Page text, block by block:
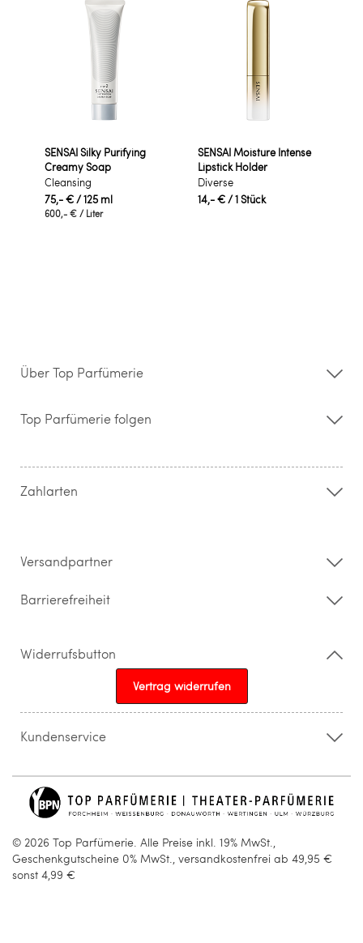
SENSAI Silky Purifying
Creamy Soap
Cleansing
75,- €/ 125 ml
600,- € / Liter
SENSAI Moisture Intense
Lipstick Holder
Diverse
14,- €/ 1 Stück
Über Top Parfümerie
Storefinder
Kontakt
Widerrufsrecht & Rückgabebedingungen
Top Parfümerie folgen
Zahlarten
Versandpartner
Barrierefreiheit
Widerrufsbutton
Vertrag widerrufen
Kundenservice
info@topparfuemerie.de
© 2026 Top Parfümerie. Alle Preise inkl. 19% MwSt.,
Geschenkgutscheine 0% MwSt., versandkostenfrei ab 49,95 €
sonst 4,99 €